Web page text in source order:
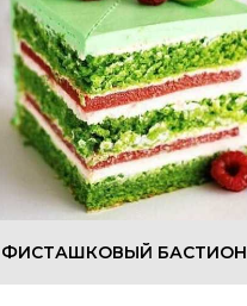
ФИСТАШКОВЫЙ БАСТИОН